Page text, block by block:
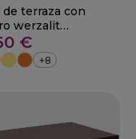
de terraza con
werzalit
29-Aldea
€
+8